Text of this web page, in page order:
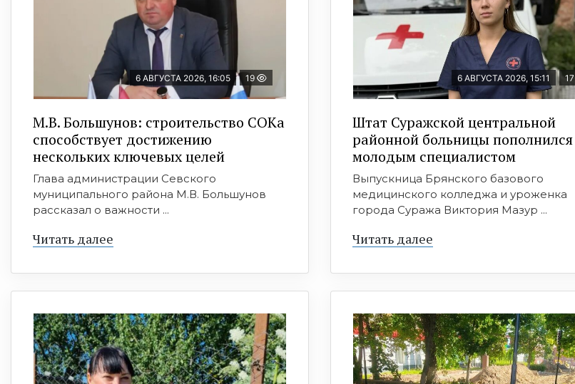
6 АВГУСТА 2026, 16:05 19
М.В. Большунов: строительство СОКа
способствует достижению
нескольких ключевых целей
Глава администрации Севского
муниципального района М.В. Большунов
рассказал о важности ...
Читать далее
6 АВГУСТА 2026, 15:11 17
Штат Суражской центральной
районной больницы пополнился
молодым специалистом
Выпускница Брянского базового
медицинского колледжа и уроженка
города Суража Виктория Мазур ...
Читать далее